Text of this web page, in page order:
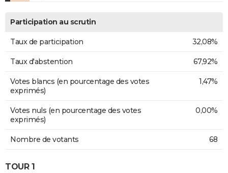
Participation au scrutin
Taux de participation 32,08%
Taux d'abstention 67,92%
Votes blancs (en pourcentage des votes
exprimés)
1,47%
Votes nuls (en pourcentage des votes
exprimés)
0,00%
Nombre de votants 68
TOUR 1